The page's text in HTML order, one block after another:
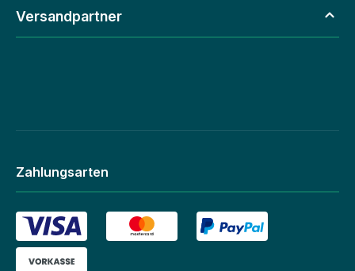
Versandpartner
Zahlungsarten